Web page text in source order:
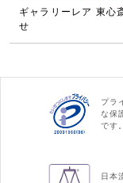
ギャラリーレア 東心
せ
プラ
な保
です。
日本